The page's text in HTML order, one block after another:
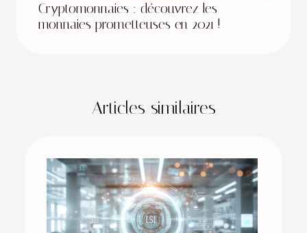
Cryptomonnaies : découvrez les
monnaies prometteuses en 2021 !
Articles similaires